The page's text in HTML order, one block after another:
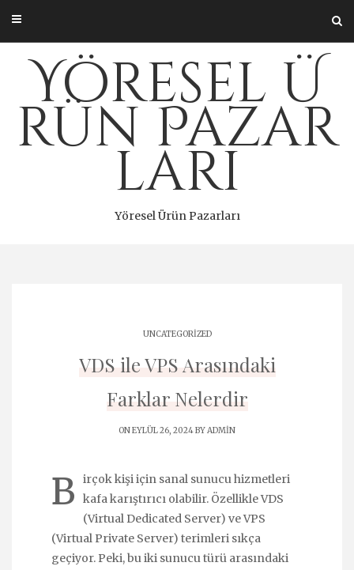
content
Yöresel Ü
rün Pazar
ları
Yöresel Ürün Pazarları
UNCATEGORIZED
VDS ile VPS Arasındaki
Farklar Nelerdir
ON EYLÜL 26, 2024 BYADMIN
B
irçok kişi için sanal sunucu hizmetleri
kafa karıştırıcı olabilir. Özellikle VDS
(Virtual Dedicated Server) ve VPS
(Virtual Private Server) terimleri sıkça
geçiyor. Peki, bu iki sunucu türü arasındaki